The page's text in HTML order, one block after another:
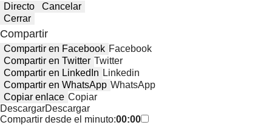
Directo
Cancelar
Cerrar
Compartir
Compartir en Facebook Facebook
Compartir en Twitter Twitter
Compartir en LinkedIn Linkedin
Compartir en WhatsApp WhatsApp
Copiar enlace Copiar
DescargarDescargar
Compartir desde el minuto:00:00